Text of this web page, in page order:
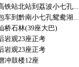
铁站北站到荔波小七孔...
车到黔南小七孔鸳鸯湖...
桥石林(39座大巴)
岩观23座正考
岩观23座正考
冲鼓楼12座